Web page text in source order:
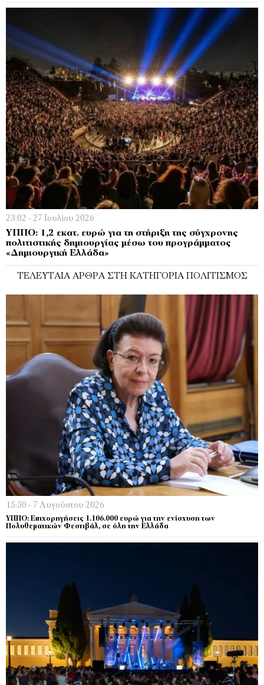
23:02 - 27 Ιουλίου 2026
ΥΠΠΟ: 1,2 εκατ. ευρώ για τη στήριξη της σύγχρονης
πολιτιστικής δημιουργίας μέσω του προγράμματος
«Δημιουργική Ελλάδα»
ΤΕΛΕΥΤΑΊΑ ΆΡΘΡΑ ΣΤΗ ΚΑΤΗΓΟΡΊΑ ΠΟΛΙΤΙΣΜΌΣ
15:50 - 7 Αυγούστου 2026
ΥΠΠΟ: Επιχορηγήσεις 1.106.000 ευρώ για την ενίσχυση των
Πολυθεματικών Φεστιβάλ, σε όλη την Ελλάδα